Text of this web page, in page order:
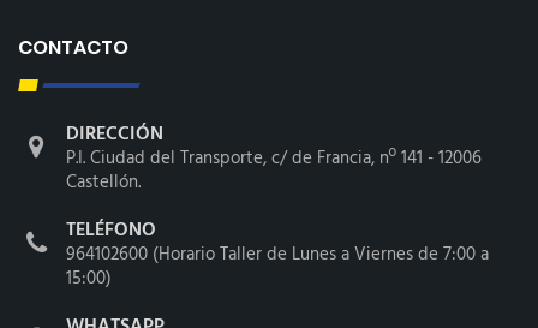
CONTACTO
DIRECCIÓN
P.I. Ciudad del Transporte, c/ de Francia, nº 141 - 12006
Castellón.
TELÉFONO
964102600 (Horario Taller de Lunes a Viernes de 7:00 a
15:00)